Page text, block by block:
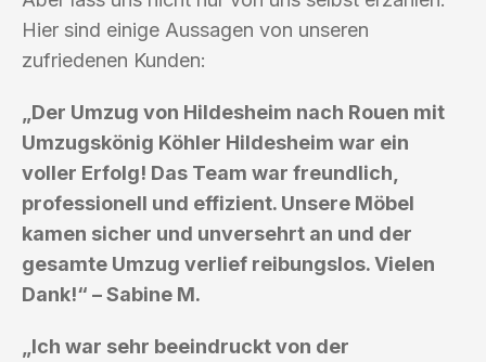
Hier sind einige Aussagen von unseren
zufriedenen Kunden:
„Der Umzug von Hildesheim nach Rouen mit
Umzugskönig Köhler Hildesheim war ein
voller Erfolg! Das Team war freundlich,
professionell und effizient. Unsere Möbel
kamen sicher und unversehrt an und der
gesamte Umzug verlief reibungslos. Vielen
Dank!“ – Sabine M.
„Ich war sehr beeindruckt von der